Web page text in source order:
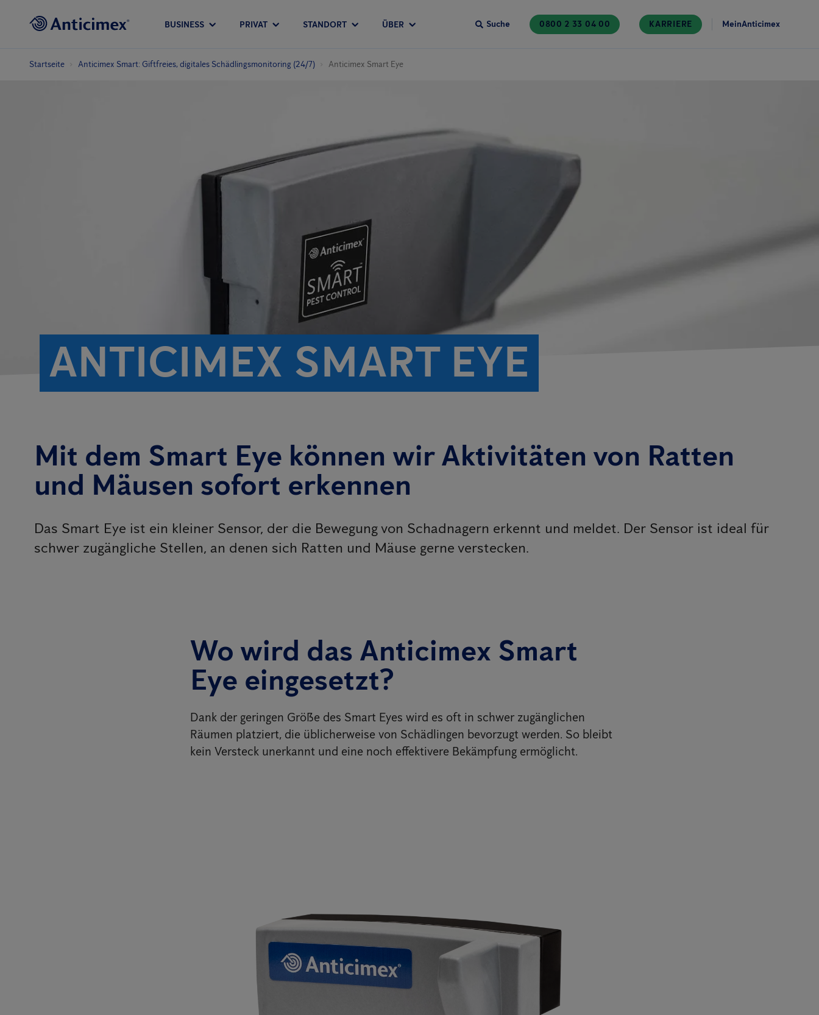
BUSINESS PRIVAT STANDORT ÜBER Suche 0800 2 33 04 00 KARRIERE MeinAnticimex
Startseite Anticimex Smart: Giftfreies, digitales Schädlingsmonitoring (24/7) Anticimex Smart Eye
ANTICIMEX SMART EYE
Mit dem Smart Eye können wir Aktivitäten von Ratten
und Mäusen sofort erkennen
Das Smart Eye ist ein kleiner Sensor, der die Bewegung von Schadnagern erkennt und meldet. Der Sensor ist ideal für
schwer zugängliche Stellen, an denen sich Ratten und Mäuse gerne verstecken.
Wo wird das Anticimex Smart
Eye eingesetzt?
Dank der geringen Größe des Smart Eyes wird es oft in schwer zugänglichen
Räumen platziert, die üblicherweise von Schädlingen bevorzugt werden. So bleibt
kein Versteck unerkannt und eine noch effektivere Bekämpfung ermöglicht.